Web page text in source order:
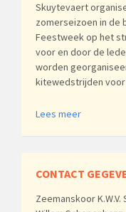
Skuytevaert
zomerseizoen in de
Feestweek op het
voor en door de
worden
kitewedstrijden voor
Lees meer
CONTACT
Zeemanskoor